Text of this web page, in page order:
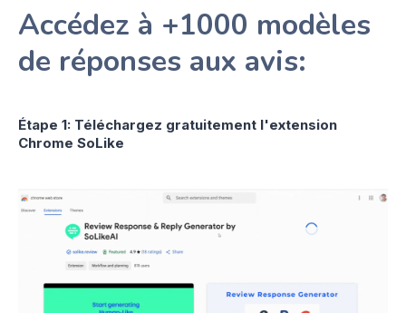
Accédez à +1000 modèles
de réponses aux avis:
Étape 1: Téléchargez gratuitement l'extension
Chrome SoLike